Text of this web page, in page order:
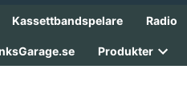
Kassettbandspelare Radio
Produkter
Open